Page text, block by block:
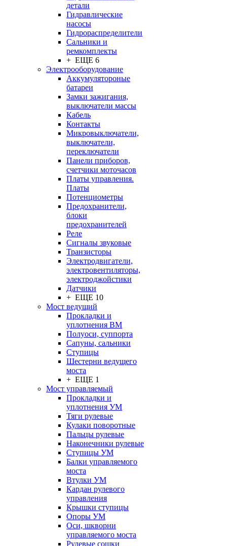
детали
Гидравлические
насосы
Гидрораспределители
Сальники и
ремкомплекты
+ ЕЩЕ 6
Электрооборудование
Аккумулятороные
батареи
Замки зажигания,
выключатели массы
Кабель
Контакты
Микровыключатели,
выключатели,
переключатели
Панели приборов,
счетчики моточасов
Платы управления.
Платы
Потенциометры
Предохранители,
блоки
предохранителей
Реле
Сигналы звуковые
Транзисторы
Электродвигатели,
электровентиляторы,
электроджойстики
Датчики
+ ЕЩЕ 10
Мост ведущий
Прокладки и
уплотнения ВМ
Полуоси, суппорта
Сапуны, сальники
Ступицы
Шестерни ведущего
моста
+ ЕЩЕ 1
Мост управляемый
Прокладки и
уплотнения УМ
Тяги рулевые
Кулаки поворотные
Пальцы рулевые
Наконечники рулевые
Ступицы УМ
Балки управляемого
моста
Втулки УМ
Кардан рулевого
управления
Крышки ступицы
Опоры УМ
Оси, шкворни
управляемого моста
Рулевые сошки